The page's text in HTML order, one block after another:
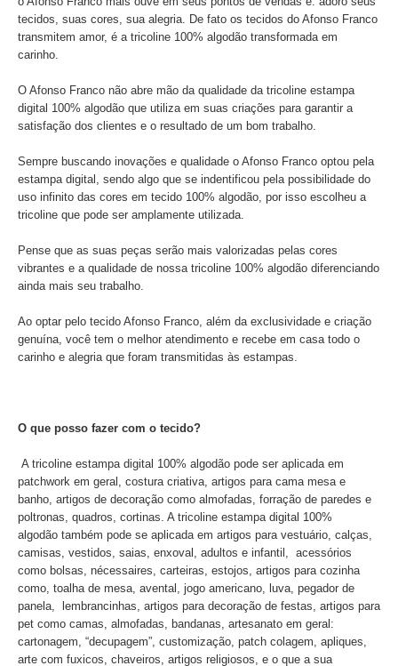
tecidos, suas cores, sua alegria. De fato os tecidos do Afonso Franco
transmitem amor, é a tricoline 100% algodão transformada em
carinho.
O Afonso Franco não abre mão da qualidade da tricoline estampa
digital 100% algodão que utiliza em suas criações para garantir a
satisfação dos clientes e o resultado de um bom trabalho.
Sempre buscando inovações e qualidade o Afonso Franco optou pela
estampa digital, sendo algo que se indentificou pela possibilidade do
uso infinito das cores em tecido 100% algodão, por isso escolheu a
tricoline que pode ser amplamente utilizada.
Pense que as suas peças serão mais valorizadas pelas cores
vibrantes e a qualidade de nossa tricoline 100% algodão diferenciando
ainda mais seu trabalho.
Ao optar pelo tecido Afonso Franco, além da exclusividade e criação
genuína, você tem o melhor atendimento e recebe em casa todo o
carinho e alegria que foram transmitidas às estampas.
O que posso fazer com o tecido?
A tricoline estampa digital 100% algodão pode ser aplicada em
patchwork em geral, costura criativa, artigos para cama mesa e
banho, artigos de decoração como almofadas, forração de paredes e
poltronas, quadros, cortinas. A tricoline estampa digital 100%
algodão também pode se aplicada em artigos para vestuário, calças,
camisas, vestidos, saias, enxoval, adultos e infantil, acessórios
como bolsas, nécessaires, carteiras, estojos, artigos para cozinha
como, toalha de mesa, avental, jogo americano, luva, pegador de
panela, lembrancinhas, artigos para decoração de festas, artigos para
pet como camas, almofadas, bandanas, artesanato em geral:
cartonagem, “decupagem”, customização, patch colagem, apliques,
arte com fuxicos, chaveiros, artigos religiosos, e o que a sua